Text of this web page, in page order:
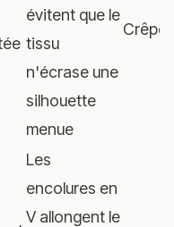
évitent que le
tissu
n'écrase une
silhouette
menue
Les
encolures en
V allongent le